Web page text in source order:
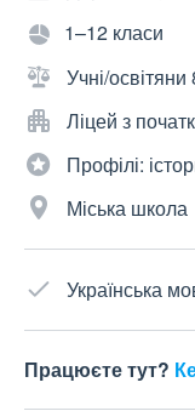
1–12 класи
Учні/освітяни
Ліцей з
Профілі:
Міська школа
Українська
Працюєте тут?